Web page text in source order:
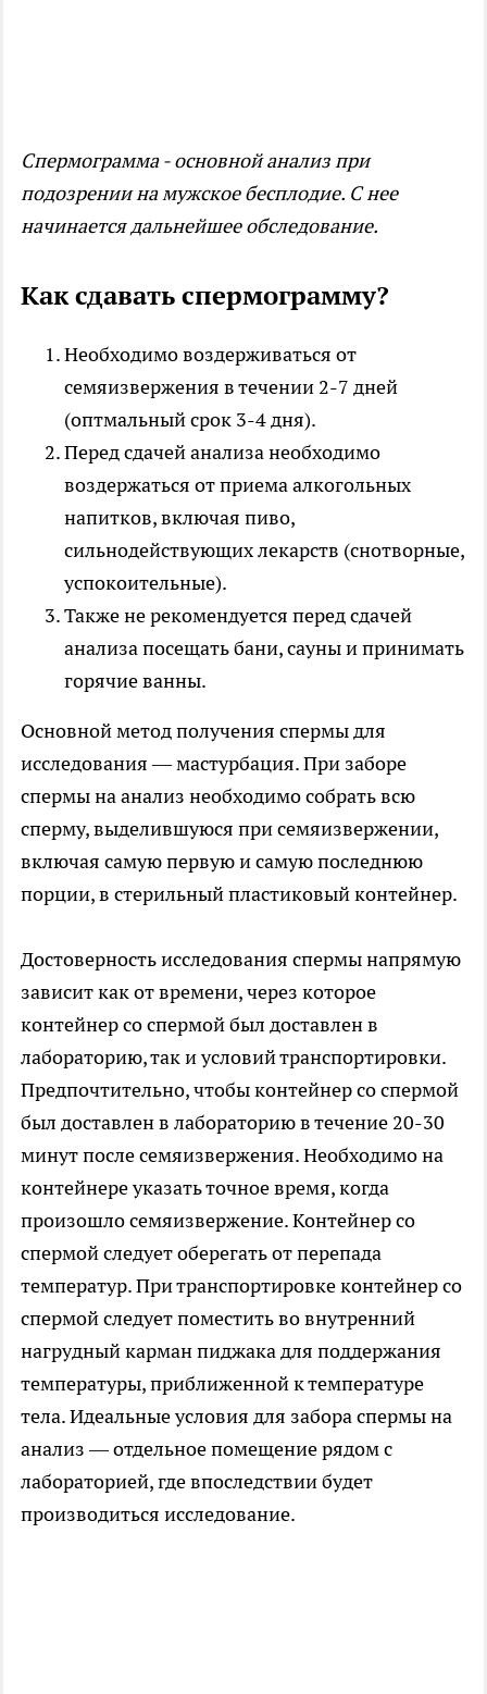
Спермограмма - основной анализ при
подозрении на мужское бесплодие. С нее
начинается дальнейшее обследование.
Как сдавать спермограмму?
Необходимо воздерживаться от
семяизвержения в течении 2-7 дней
(оптмальный срок 3-4 дня).
Перед сдачей анализа необходимо
воздержаться от приема алкогольных
напитков, включая пиво,
сильнодействующих лекарств (снотворные,
успокоительные).
Также не рекомендуется перед сдачей
анализа посещать бани, сауны и принимать
горячие ванны.
Основной метод получения спермы для
исследования — мастурбация. При заборе
спермы на анализ необходимо собрать всю
сперму, выделившуюся при семяизвержении,
включая самую первую и самую последнюю
порции, в стерильный пластиковый контейнер.
Достоверность исследования спермы напрямую
зависит как от времени, через которое
контейнер со спермой был доставлен в
лабораторию, так и условий транспортировки.
Предпочтительно, чтобы контейнер со спермой
был доставлен в лабораторию в течение 20-30
минут после семяизвержения. Необходимо на
контейнере указать точное время, когда
произошло семяизвержение. Контейнер со
спермой следует оберегать от перепада
температур. При транспортировке контейнер со
спермой следует поместить во внутренний
нагрудный карман пиджака для поддержания
температуры, приближенной к температуре
тела. Идеальные условия для забора спермы на
анализ — отдельное помещение рядом с
лабораторией, где впоследствии будет
производиться исследование.